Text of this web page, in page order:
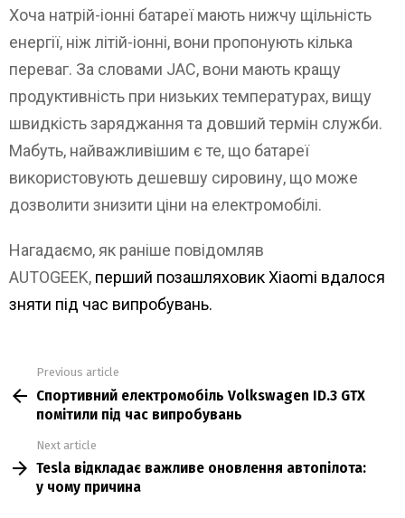
Хоча натрій-іонні батареї мають нижчу щільність
енергії, ніж літій-іонні, вони пропонують кілька
переваг. За словами JAC, вони мають кращу
продуктивність при низьких температурах, вищу
швидкість заряджання та довший термін служби.
Мабуть, найважливішим є те, що батареї
використовують дешевшу сировину, що може
дозволити знизити ціни на електромобілі.
Нагадаємо, як раніше повідомляв
AUTOGEEK, перший позашляховик Xiaomi вдалося
зняти під час випробувань.
more
Previous article
Спортивний електромобіль Volkswagen ID.3 GTX
помітили під час випробувань
Next article
Tesla відкладає важливе оновлення автопілота:
у чому причина